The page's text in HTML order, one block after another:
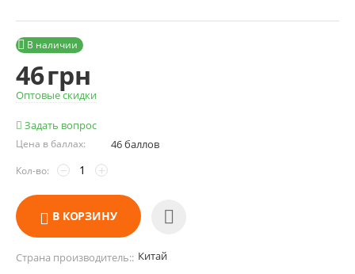
В наличии

46грн
Оптовые скидки
Задать вопрос
Цена в баллах: 46 баллов
Кол-во: +
−
В КОРЗИНУ
Страна производитель:: Китай